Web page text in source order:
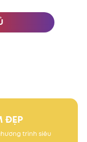
ĐẸP
trình siêu